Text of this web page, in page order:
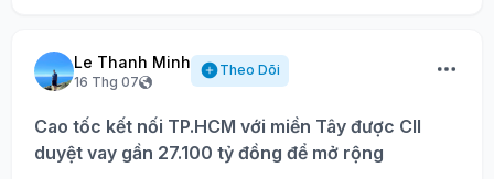
Le Thanh Minh
16 Thg 07
Theo Dõi
Cao tốc kết nối TP.HCM với miền Tây được CII
duyệt vay gần 27.100 tỷ đồng để mở rộng